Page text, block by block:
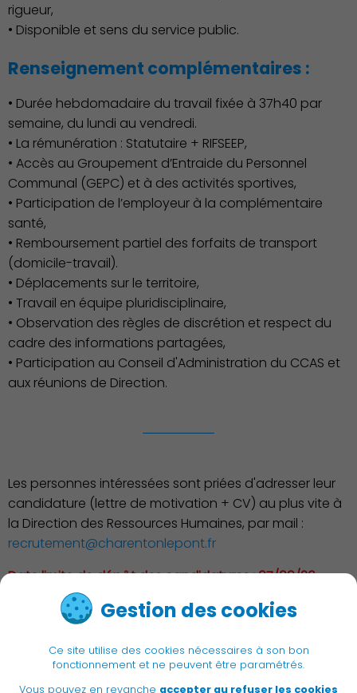
Gestion des cookies
Ce site utilise des cookies nécessaires à son bon
fonctionnement et ne peuvent être paramétrés.
Vous pouvez en revanche accepter au refuser les cookies
Associations et Sports
Publication des actes
rigueur,
• Disponible et sens du service public.
Renseignement complémentaires :
• Durée hebdomadaire du travail fixée à 37h40 par
semaine, du lundi au vendredi.
• La rémunération : Statutaire + RIFSEEP,
• Accès au Groupement d’Entraide du Personnel
Communal (GEPC) et à des activités sportives,
• Participation de l’employeur à la complémentaire
santé,
• Remboursement partiel des forfaits de transport
(domicile-travail).
• Déplacements sur le territoire,
• Travail en équipe pluridisciplinaire,
• Observation des règles de discrétion et respect du
cadre des informations partagées,
• Participation au Conseil d'Administration du CCAS et
aux réunions de Direction.
Les personnes intéressées sont priées d'adresser leur
candidature (lettre de motivation + CV) au plus vite à
la Direction des Ressources Humaines, par mail :
recrutement@charentonlepont.fr
Date limite de dépôt des candidatures : 07/09/26
< Retour à la liste